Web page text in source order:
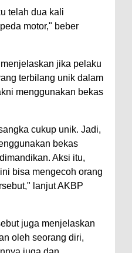
telah dua kali
motor," beber
jika pelaku
terbilang unik dalam
menggunakan bekas
cukup unik. Jadi,
bekas
Aksi itu,
bisa mengecoh orang
lanjut AKBP
juga menjelaskan
oleh seorang diri,